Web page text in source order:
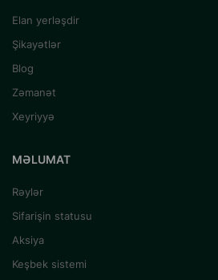
Elan yerləşdir
Şikayətlər
Blog
Zəmanət
Xeyriyyə
MƏLUMAT
Rəylər
Sifarişin statusu
Aksiya
Keşbek sistemi